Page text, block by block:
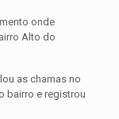
onde
Alto do
as chamas no
bairro e registrou